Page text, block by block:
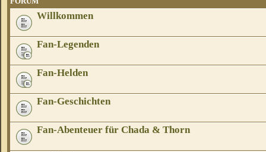
Willkommen
Fan-Legenden
Fan-Helden
Fan-Geschichten
Fan-Abenteuer für Chada & Thorn